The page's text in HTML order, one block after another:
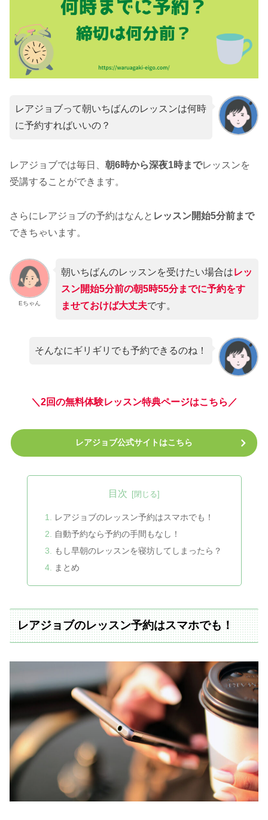
レアジョブって朝いちばんのレッスンは何時
に予約すればいいの？
レアジョブでは毎日、 朝6時から深夜1時までレッスンを
受講することができます。
さらにレアジョブの予約はなんと レッスン開始5分前まで
できちゃいます。
Eちゃん
朝いちばんのレッスンを受けたい場合はレッ
スン開始5分前の朝5時55分までに予約をす
ませておけば大丈夫です。
そんなにギリギリでも予約できるのね！
＼2回の無料体験レッスン特典ページはこちら／
レアジョブ公式サイトはこちら
目次
レアジョブのレッスン予約はスマホでも！
自動予約なら予約の手間もなし！
もし早朝のレッスンを寝坊してしまったら？
まとめ
レアジョブのレッスン予約はスマホでも！